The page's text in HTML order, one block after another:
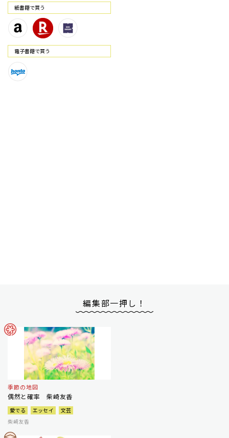
紙書籍で買う
電⼦書籍で買う
編集部一押し！
季節の地図
偶然と確率 柴崎友香
愛でる エッセイ
文芸
柴崎友香